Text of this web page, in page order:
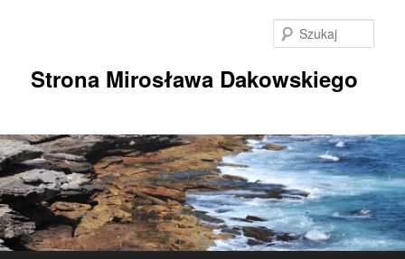
Strona Mirosława Dakowskiego